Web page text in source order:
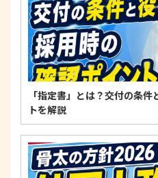
個人情報に関するお問い
〒125-0061東京都葛飾区
TEL：0120-550-580
株式会社 アルフォース･ワ
「指定書」とは？交付の条
トを解説